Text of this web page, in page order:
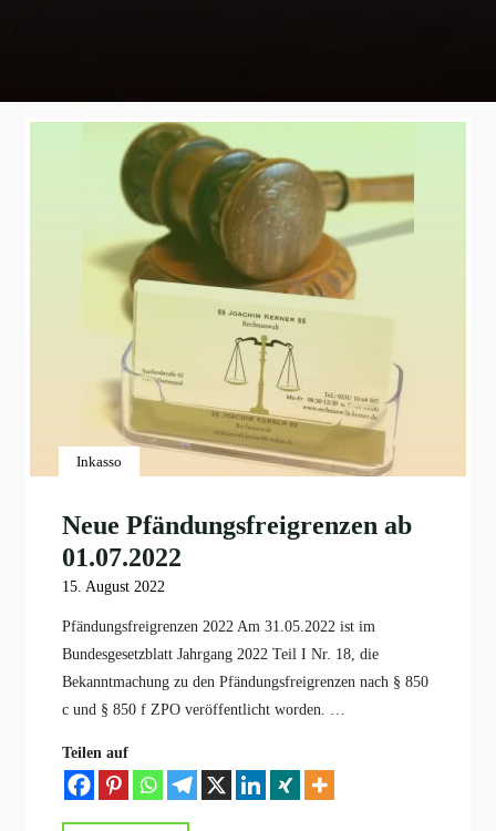
Inkasso
Neue Pfändungsfreigrenzen ab
01.07.2022
15. August 2022
Pfändungsfreigrenzen 2022 Am 31.05.2022 ist im
Bundesgesetzblatt Jahrgang 2022 Teil I Nr. 18, die
Bekanntmachung zu den Pfändungsfreigrenzen nach § 850
c und § 850 f ZPO veröffentlicht worden. …
Teilen auf